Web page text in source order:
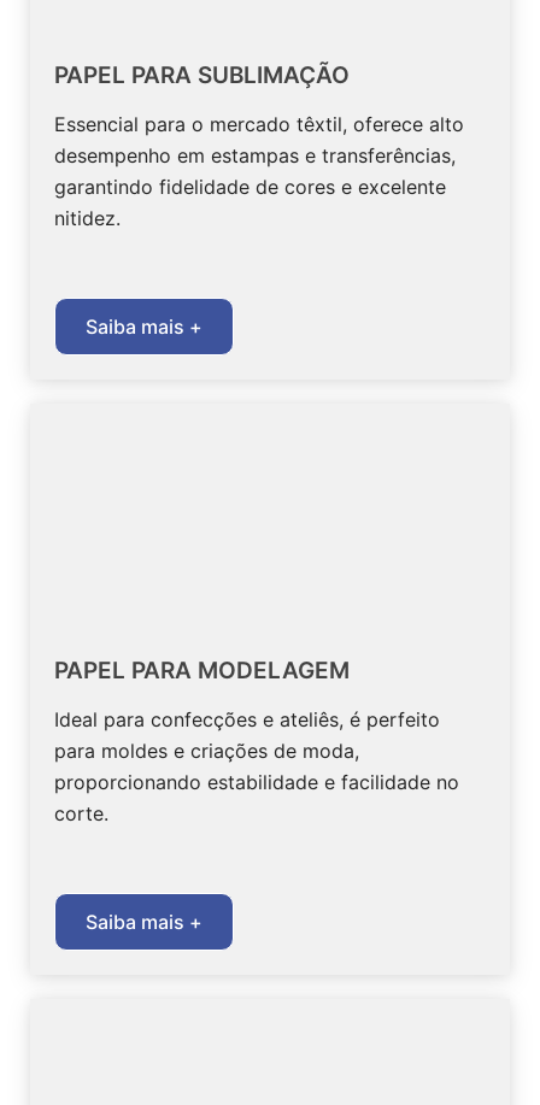
PAPEL PARA SUBLIMAÇÃO
Essencial para o mercado têxtil, oferece alto
desempenho em estampas e transferências,
garantindo fidelidade de cores e excelente
nitidez.
Saiba mais +
PAPEL PARA MODELAGEM
Ideal para confecções e ateliês, é perfeito
para moldes e criações de moda,
proporcionando estabilidade e facilidade no
corte.
Saiba mais +